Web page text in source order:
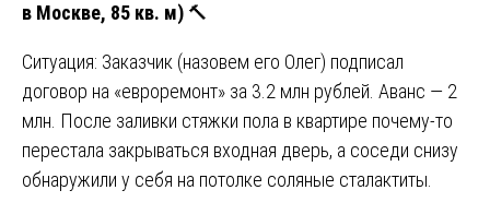
в Москве, 85 кв. м) 🔨
Ситуация: Заказчик (назовем его Олег) подписал
договор на «евроремонт» за 3.2 млн рублей. Аванс — 2
млн. После заливки стяжки пола в квартире почему-то
перестала закрываться входная дверь, а соседи снизу
обнаружили у себя на потолке соляные сталактиты.